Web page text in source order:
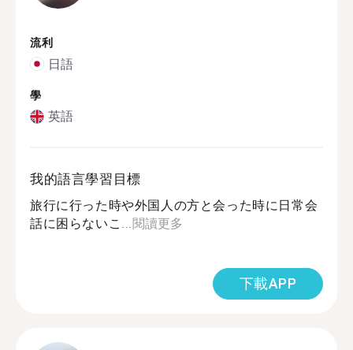
流利
日語
學
英語
我的語言學習目標
旅行に行った時や外国人の方と会った時に日常会
話に困らないこ...閱讀更多
下載APP